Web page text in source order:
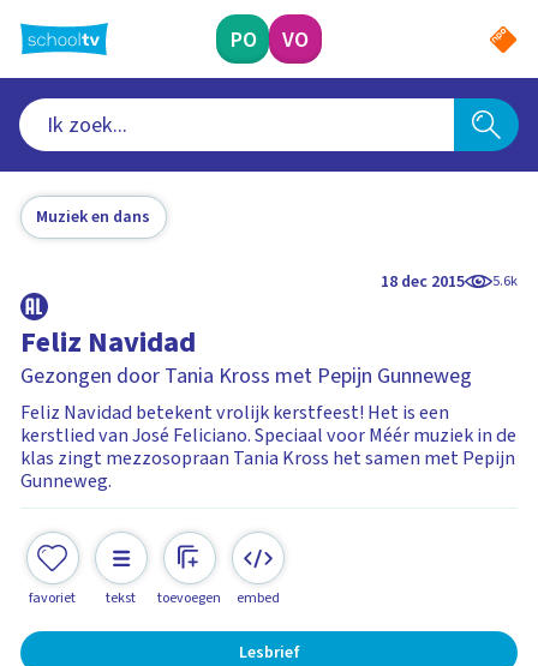
naar
hoofdinhoud
PO VO
Muziek en dans
18 dec 2015 5.6k
Feliz Navidad
Gezongen door Tania Kross met Pepijn Gunneweg
Feliz Navidad betekent vrolijk kerstfeest! Het is een
kerstlied van José Feliciano. Speciaal voor Méér muziek in de
klas zingt mezzosopraan Tania Kross het samen met Pepijn
Gunneweg.
favoriet tekst toevoegen embed
Lesbrief